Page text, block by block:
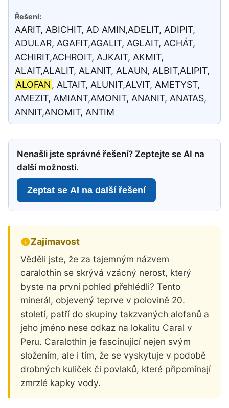
AARIT, ABICHIT, AD AMIN,ADELIT, ADIPIT,
ADULAR, AGAFIT,AGALIT, AGLAIT, ACHÁT,
ACHIRIT,ACHROIT, AJKAIT, AKMIT,
ALAIT,ALALIT, ALANIT, ALAUN, ALBIT,ALIPIT,
ALOFAN, ALTAIT, ALUNIT,ALVIT, AMETYST,
AMEZIT, AMIANT,AMONIT, ANANIT, ANATAS,
ANNIT,ANOMIT, ANTIM
Nenašli jste správné řešení? Zeptejte se AI na
další možnosti.
Zeptat se AI na další řešení
Zajímavost
Věděli jste, že za tajemným názvem
caralothin se skrývá vzácný nerost, který
byste na první pohled přehlédli? Tento
minerál, objevený teprve v polovině 20.
století, patří do skupiny takzvaných alofanů a
jeho jméno nese odkaz na lokalitu Caral v
Peru. Caralothin je fascinující nejen svým
složením, ale i tím, že se vyskytuje v podobě
drobných kuliček či povlaků, které připomínají
zmrzlé kapky vody.